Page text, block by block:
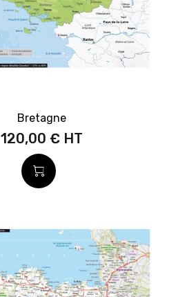
Bretagne
120,00 €